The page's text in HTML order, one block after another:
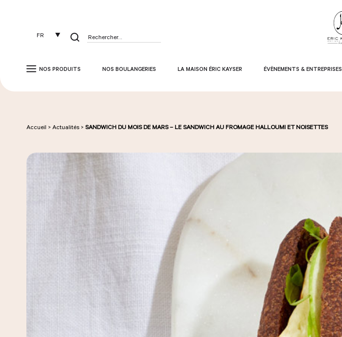
FR Rechercher :
NOS PRODUITS NOS BOULANGERIES LA MAISON ÉRIC KAYSER ÉVÈNEMENTS & ENTREPRISES
Accueil > Actualités > SANDWICH DU MOIS DE MARS – LE SANDWICH AU FROMAGE HALLOUMI ET NOISETTES